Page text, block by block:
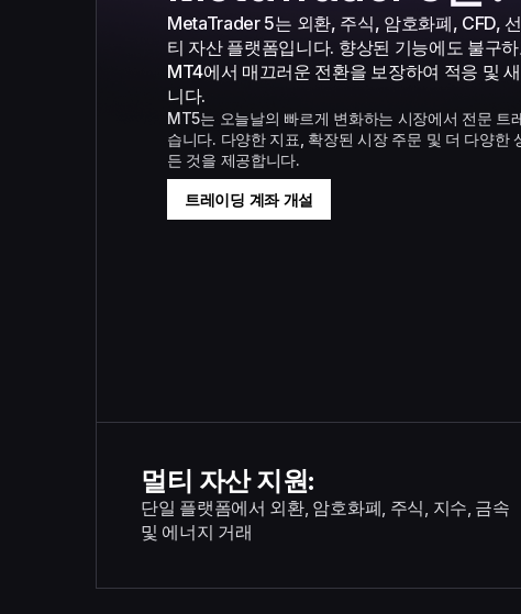
MetaTrader 5는 외환, 주식, 암호화폐, CFD,
티 자산 플랫폼입니다. 향상된 기능에도 불구
MT4에서 매끄러운 전환을 보장하여 적응 및
니다.
MT5는 오늘날의 빠르게 변화하는 시장에서 전문 트
습니다. 다양한 지표, 확장된 시장 주문 및 더 다양한
든 것을 제공합니다.
트레이딩 계좌 개설
멀티 자산 지원:
단일 플랫폼에서 외환, 암호화폐, 주식, 지수, 금속
및 에너지 거래